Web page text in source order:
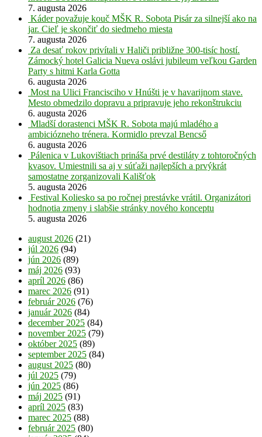
7. augusta 2026
Káder považuje kouč MŠK R. Sobota Pisár za silnejší ako na
jar. Cieľ je skončiť do siedmeho miesta
7. augusta 2026
Za desať rokov privítali v Haliči približne 300-tisíc hostí.
Zámocký hotel Galicia Nueva oslávi jubileum veľkou Garden
Party s hitmi Karla Gotta
6. augusta 2026
Most na Ulici Francisciho v Hnúšti je v havarijnom stave.
Mesto obmedzilo dopravu a pripravuje jeho rekonštrukciu
6. augusta 2026
Mladší dorastenci MŠK R. Sobota majú mladého a
ambiciózneho trénera. Kormidlo prevzal Bencső
6. augusta 2026
Pálenica v Lukovištiach prináša prvé destiláty z tohtoročných
kvasov. Umiestnili sa aj v súťaži najlepších a prvýkrát
samostatne zorganizovali Kališťok
5. augusta 2026
Festival Koliesko sa po ročnej prestávke vrátil. Organizátori
hodnotia zmeny i slabšie stránky nového konceptu
5. augusta 2026
august 2026 (21)
júl 2026 (94)
jún 2026 (89)
máj 2026 (93)
apríl 2026 (86)
marec 2026 (91)
február 2026 (76)
január 2026 (84)
december 2025 (84)
november 2025 (79)
október 2025 (89)
september 2025 (84)
august 2025 (80)
júl 2025 (79)
jún 2025 (86)
máj 2025 (91)
apríl 2025 (83)
marec 2025 (88)
február 2025 (80)